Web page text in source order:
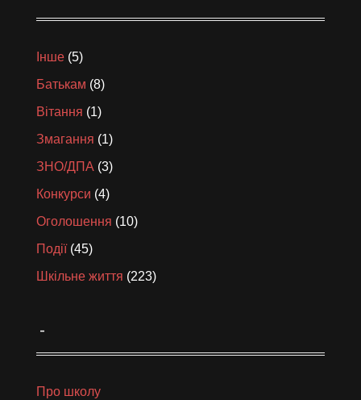
Інше (5)
Батькам (8)
Вітання (1)
Змагання (1)
ЗНО/ДПА (3)
Конкурси (4)
Оголошення (10)
Події(45)
Шкільне життя (223)
_
Про школу